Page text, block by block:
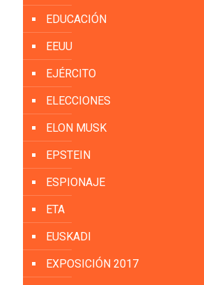
EDUCACIÓN
EEUU
EJÉRCITO
ELECCIONES
ELON MUSK
EPSTEIN
ESPIONAJE
ETA
EUSKADI
EXPOSICIÓN 2017